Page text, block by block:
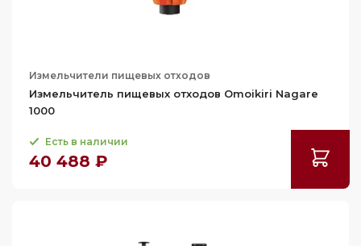
Измельчители пищевых отходов
Измельчитель пищевых отходов Omoikiri Nagare
1000
Есть в наличии
40 488 ₽